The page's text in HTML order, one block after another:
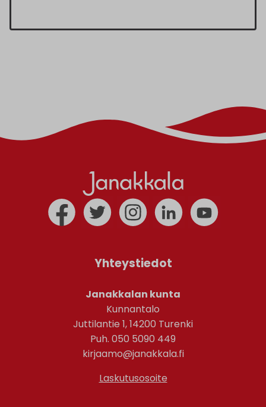
Yhteystiedot
Janakkalan kunta
Kunnantalo
Juttilantie 1, 14200 Turenki
Puh. 050 5090 449
kirjaamo@janakkala.fi
Laskutusosoite